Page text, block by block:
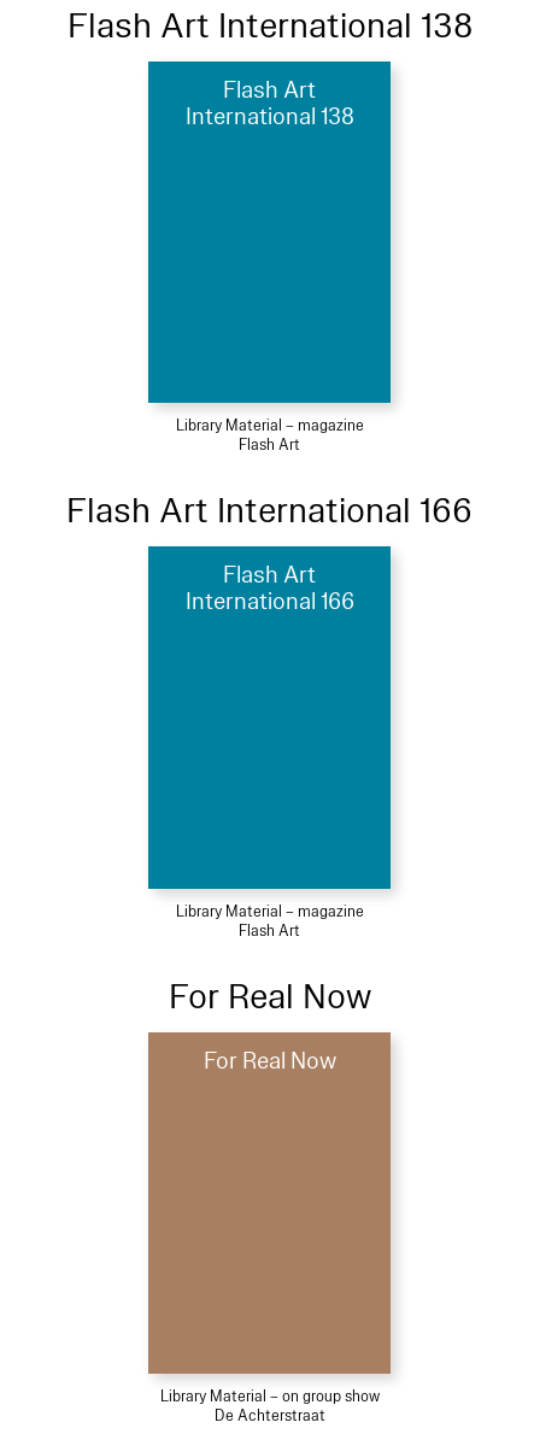
Flash Art International 138
Flash Art
International 138
Library Material – magazine
Flash Art
Flash Art International 166
Flash Art
International 166
Library Material – magazine
Flash Art
For Real Now
For Real Now
Library Material – on group show
De Achterstraat